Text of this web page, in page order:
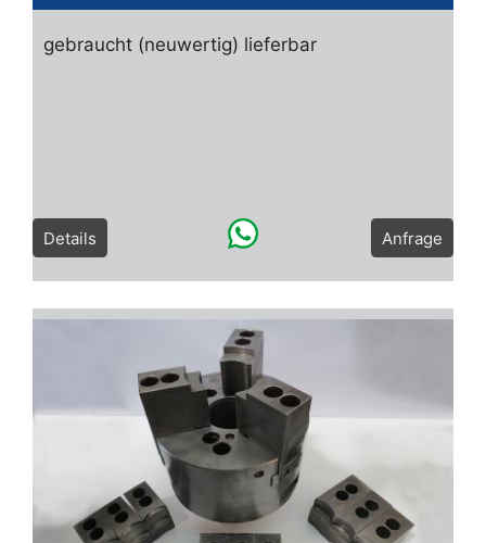
gebraucht (neuwertig) lieferbar
Details Anfrage